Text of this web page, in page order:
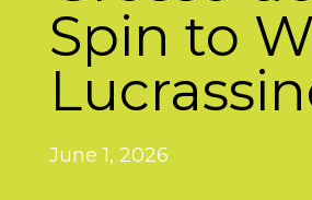
Spin to
June 1, 2026